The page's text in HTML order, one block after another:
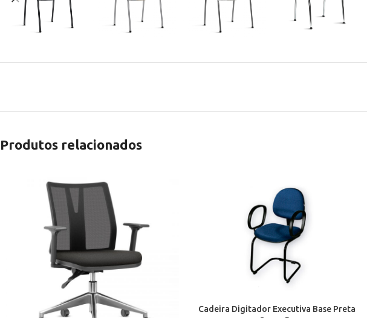
Produtos relacionados
Cadeira Digitador Executiva Base Preta